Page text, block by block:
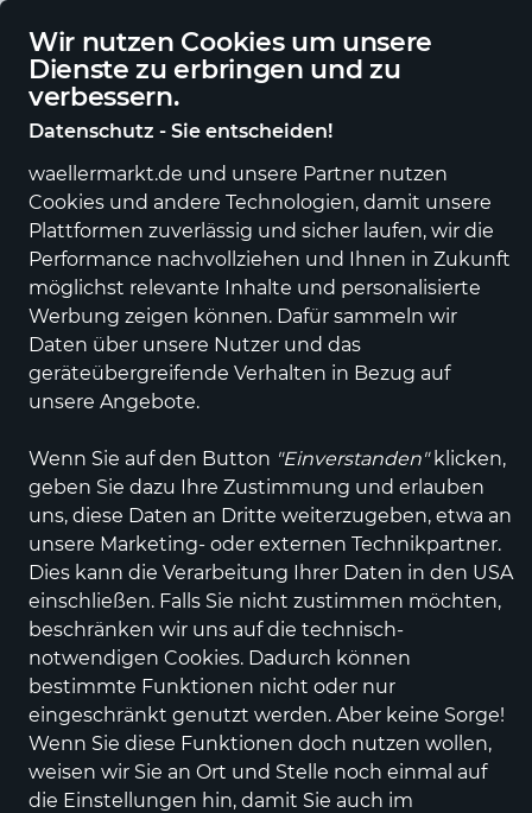
Wir nutzen Cookies um unsere
Dienste zu erbringen und zu
verbessern.
Datenschutz - Sie entscheiden!
waellermarkt.de und unsere Partner nutzen
Cookies und andere Technologien, damit unsere
Plattformen zuverlässig und sicher laufen, wir die
Performance nachvollziehen und Ihnen in Zukunft
möglichst relevante Inhalte und personalisierte
Werbung zeigen können. Dafür sammeln wir
Daten über unsere Nutzer und das
geräteübergreifende Verhalten in Bezug auf
unsere Angebote.
Wenn Sie auf den Button "Einverstanden"klicken,
geben Sie dazu Ihre Zustimmung und erlauben
uns, diese Daten an Dritte weiterzugeben, etwa an
unsere Marketing- oder externen Technikpartner.
Dies kann die Verarbeitung Ihrer Daten in den USA
einschließen. Falls Sie nicht zustimmen möchten,
beschränken wir uns auf die technisch-
notwendigen Cookies. Dadurch können
bestimmte Funktionen nicht oder nur
eingeschränkt genutzt werden. Aber keine Sorge!
Wenn Sie diese Funktionen doch nutzen wollen,
weisen wir Sie an Ort und Stelle noch einmal auf
die Einstellungen hin, damit Sie auch im
Alle Kategorien Neuheiten Angebote Sportartikel
Dockers by Gerli
SCHNüR-,ZUG-
Preis
59,95 € inkl. MwSt.,zzgl. Versandkosten